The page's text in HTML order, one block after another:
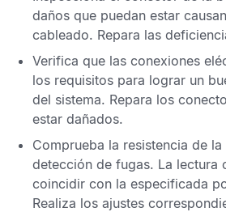
daños que puedan estar
cableado. Repara las
Verifica que las conexiones
los requisitos para lograr un
del sistema. Repara los
estar dañados.
Comprueba la resistencia de
detección de fugas. La lectura
coincidir con la especificada
Realiza los ajustes